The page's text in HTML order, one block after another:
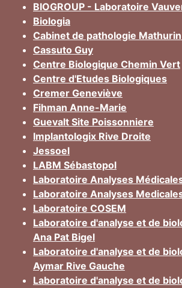
BIOGROUP - Laboratoire
Biologia
Cabinet de pathologie
Cassuto Guy
Centre Biologique Chemin Vert
Centre d'Etudes Biologiques
Cremer Geneviève
Fihman Anne-Marie
Guevalt Site Poissonniere
Implantologix Rive Droite
Jessoel
LABM Sébastopol
Laboratoire Analyses
Laboratoire Analyses
Laboratoire COSEM
Laboratoire d'analyse et de
Ana Pat Bigel
Laboratoire d'analyse et de
Aymar Rive Gauche
Laboratoire d'analyse et de